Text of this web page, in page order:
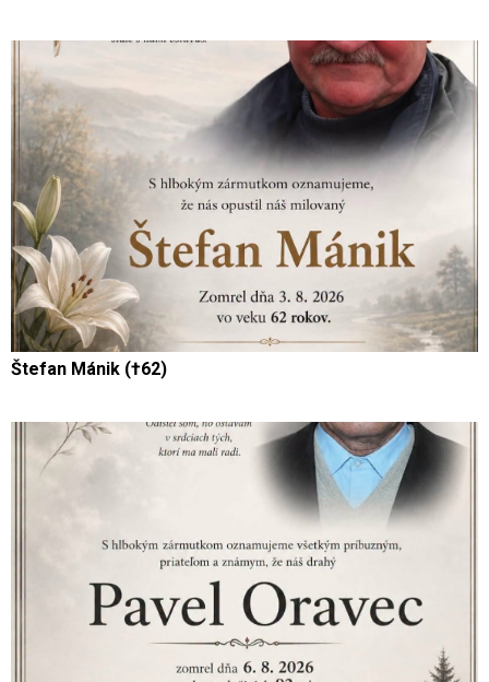
Štefan Mánik (†62)